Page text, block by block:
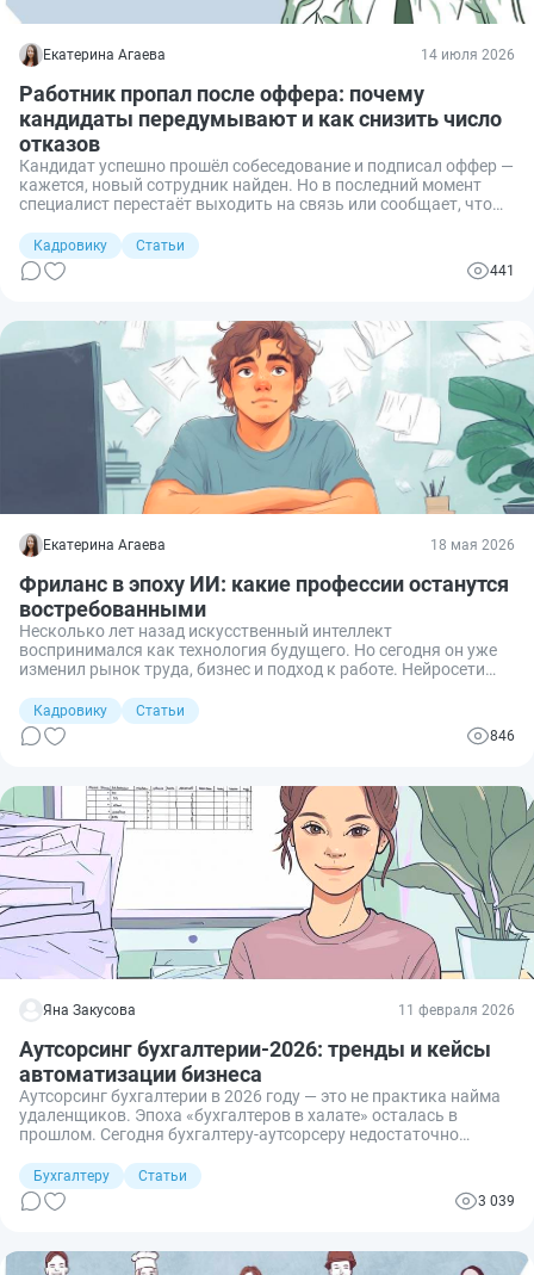
Екатерина Агаева 14 июля 2026
Работник пропал после оффера: почему
кандидаты передумывают и как снизить число
отказов
Кандидат успешно прошёл собеседование и подписал оффер —
кажется, новый сотрудник найден. Но в последний момент
специалист перестаёт выходить на связь или сообщает, что
лишает компанию времени и денег. В статье рассказали,
почему кандидаты передумывают после принятия оффера,
как снизить риск отказа и что делать работодателю в первые
Кадровику
Статьи
441
Екатерина Агаева 18 мая 2026
Фриланс в эпоху ИИ: какие профессии останутся
востребованными
Несколько лет назад искусственный интеллект
воспринимался как технология будущего. Но сегодня он уже
изменил рынок труда, бизнес и подход к работе. Нейросети
изображения. Особенно ярко изменения видны на рынке
фриланса. Конкуренция среди специалистов растёт, а простые
задачи забирает на себя искусственный интеллект. В новых
технологиями, постоянно обучается и развивает свою
экспертность.
Кадровику
Статьи
846
Яна Закусова 11 февраля 2026
Аутсорсинг бухгалтерии-2026: тренды и кейсы
автоматизации бизнеса
Аутсорсинг бухгалтерии в 2026 году — это не практика найма
удаленщиков. Эпоха «бухгалтеров в халате» осталась в
прошлом. Сегодня бухгалтеру-аутсорсеру недостаточно
периоды.
Бухгалтеру
Статьи
3 039